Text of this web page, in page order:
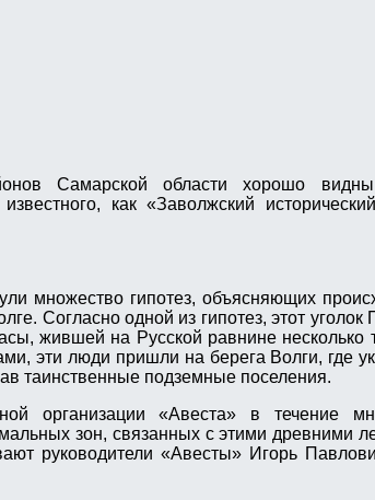
Самарской области хорошо видны
как «Заволжский
множество гипотез, объясняющих
Согласно одной из гипотез, этот уголок
жившей на Русской равнине несколько
эти люди пришли на берега Волги, где
таинственные подземные поселения.
организации «Авеста» в течение
зон, связанных с этими древними
руководители «Авесты» Игорь